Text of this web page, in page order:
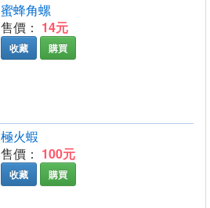
蜜蜂角螺
售價： 14元
收藏 購買
極火蝦
售價： 100元
收藏 購買